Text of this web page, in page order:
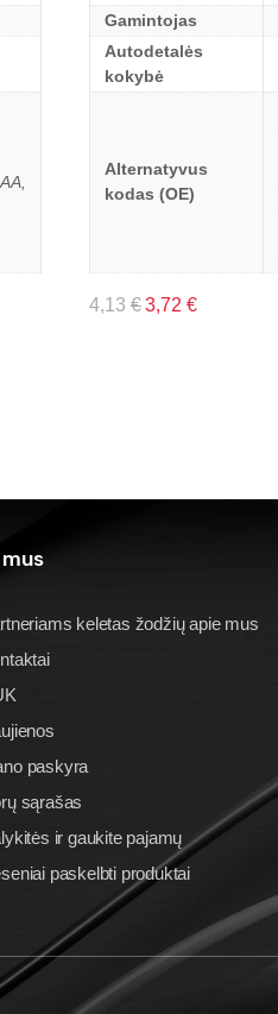
Gamintojas
Autodetalės
kokybė
Alternatyvus
kodas (OE)
4,13 €3,72 €
keletas žodžių apie mus
paskyra
sąrašas
ir gaukite pajamų
paskelbti produktai